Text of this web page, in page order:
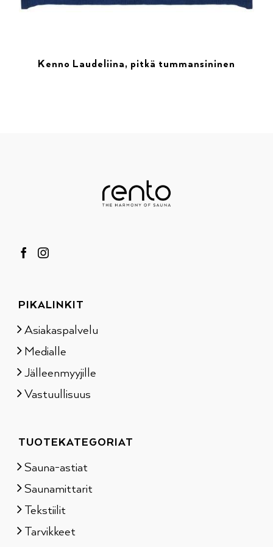
Kenno Laudeliina, pitkä tummansininen
PIKALINKIT
Asiakaspalvelu
Medialle
Jälleenmyyjille
Vastuullisuus
TUOTEKATEGORIAT
Sauna-astiat
Saunamittarit
Tekstiilit
Tarvikkeet